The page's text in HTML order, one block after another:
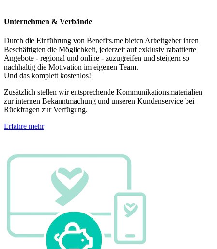
Unternehmen & Verbände
Durch die Einführung von Benefits.me bieten Arbeitgeber ihren
Beschäftigten die Möglichkeit, jederzeit auf exklusiv rabattierte
Angebote - regional und online - zuzugreifen und steigern so
nachhaltig die Motivation im eigenen Team.
Und das komplett kostenlos!
Zusätzlich stellen wir entsprechende Kommunikationsmaterialien
zur internen Bekanntmachung und unseren Kundenservice bei
Rückfragen zur Verfügung.
Erfahre mehr